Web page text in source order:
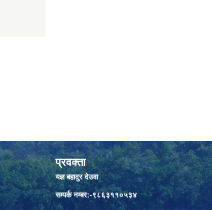
प्रवक्ता
यज्ञ बहादुर देउवा
सम्पर्क नम्बर:-९८६३११०५३४